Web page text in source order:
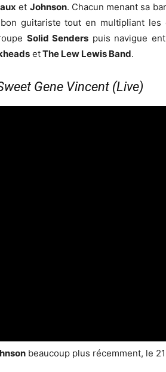
et Johnson. Chacun menant sa
guitariste tout en multipliant les
Solid Senders puis navigue
etThe Lew Lewis Band.
Gene Vincent (Live)
beaucoup plus récemment, le